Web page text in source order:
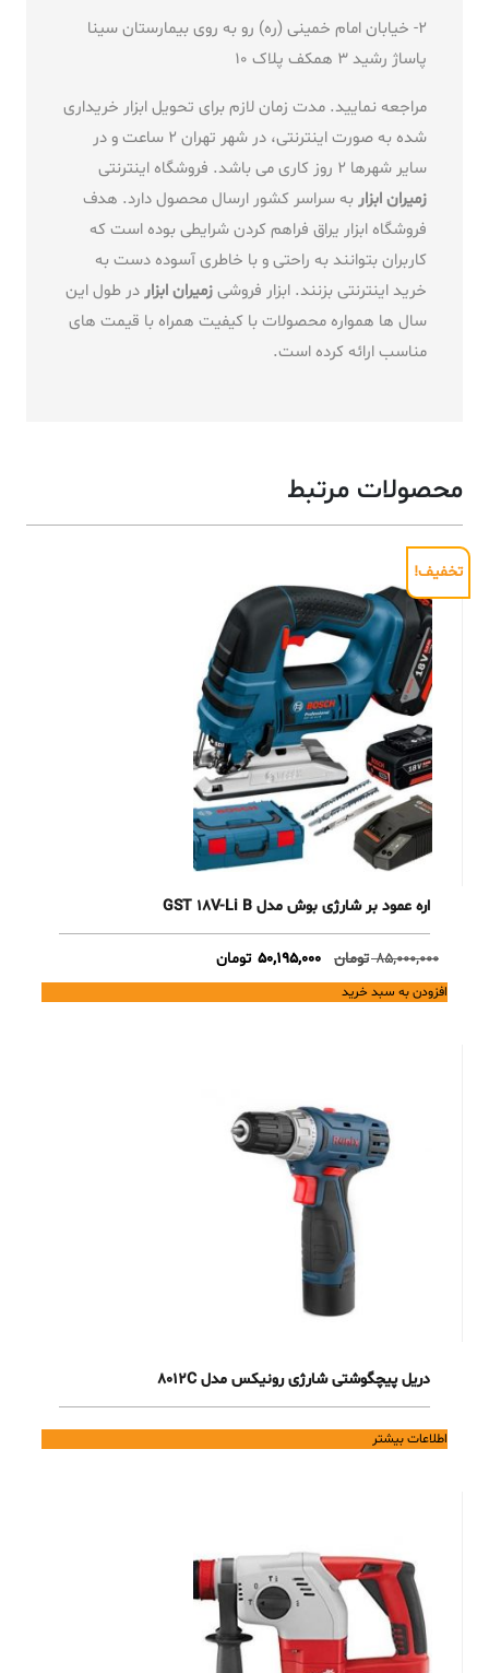
2- خیابان امام خمینی (ره) رو به روی بیمارستان سینا
پاساژ رشید 3 همکف پلاک 10
مراجعه نمایید. مدت زمان لازم برای تحویل ابزار خریداری
شده به صورت اینترنتی، در شهر تهران 2 ساعت و در
سایر شهرها 2 روز کاری می باشد. فروشگاه اینترنتی
زمیران ابزاربه سراسر کشور ارسال محصول دارد. هدف
فروشگاه ابزار یراق فراهم کردن شرایطی بوده است که
کاربران بتوانند به راحتی و با خاطری آسوده دست به
خرید اینترنتی بزنند. ابزار فروشیزمیران ابزاردر طول این
سال ها همواره محصولات با کیفیت همراه با قیمت های
مناسب ارائه کرده است.
محصولات مرتبط
تخفیف!
اره عمود بر شارژی بوش مدل GST 18V-Li B
85,000,000 تومان
Original
price
was:
50,195,000 تومانCurrent
price
is:
افزودن به سبد خرید
دریل پیچگوشتی شارژی رونیکس مدل 8012C
اطلاعات بیشتر